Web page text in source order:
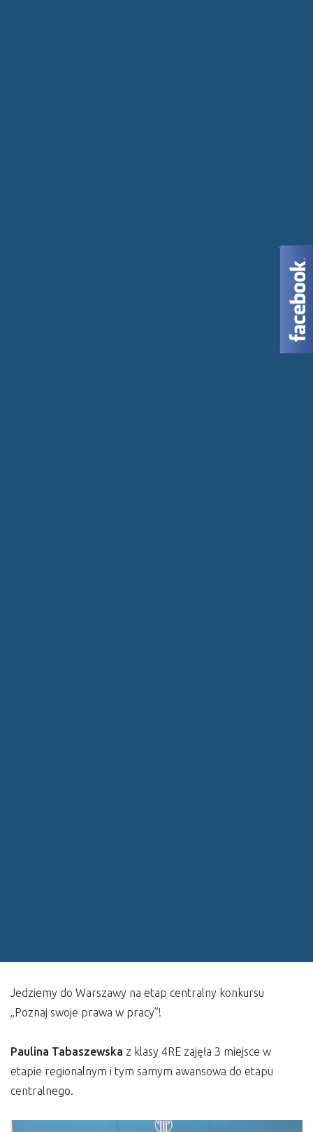
Jedziemy do Warszawy na etap centralny konkursu
„Poznaj swoje prawa w pracy”!
Paulina Tabaszewska z klasy 4RE zajęła 3 miejsce w
etapie regionalnym i tym samym awansowa do etapu
centralnego.